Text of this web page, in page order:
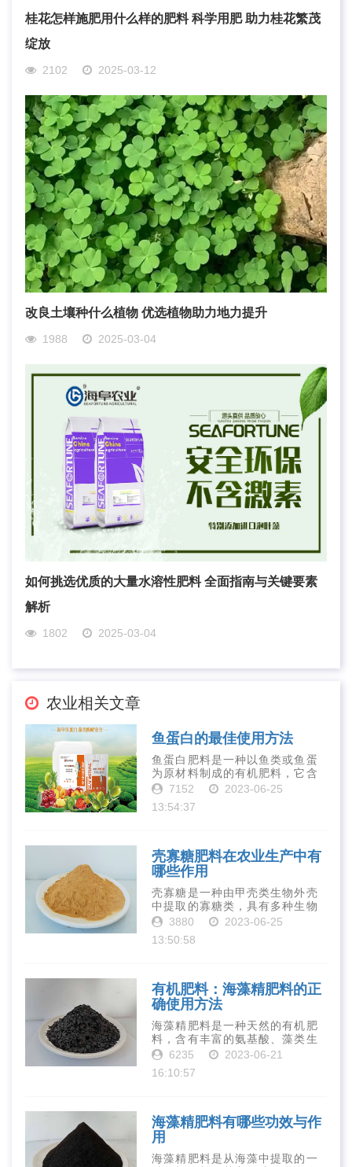
桂花怎样施肥用什么样的肥料 科学用肥 助力桂花繁茂
绽放
2102 2025-03-12
改良土壤种什么植物 优选植物助力地力提升
1988 2025-03-04
如何挑选优质的大量水溶性肥料 全面指南与关键要素
解析
1802 2025-03-04
农业相关文章
鱼蛋白的最佳使用方法
鱼蛋白肥料是一种以鱼类或鱼蛋
为原材料制成的有机肥料，它含
有丰富的营养物质，如氮、磷、
元素和植物生长因子。这些营养
7152
2023-06-25
13:54:37
壳寡糖肥料在农业生产中有
哪些作用
壳寡糖是一种由甲壳类生物外壳
中提取的寡糖类，具有多种生物
活性和营养价值。在农业生产
是作为一种新型的有机肥料，壳
3880
2023-06-25
13:50:58
有机肥料：海藻精肥料的正
确使用方法
海藻精肥料是一种天然的有机肥
料，含有丰富的氨基酸、藻类生
长素、维生素、微量元素、蛋白
力、促进植物生长、增强植物抗
6235
2023-06-21
16:10:57
海藻精肥料有哪些功效与作
用
海藻精肥料是从海藻中提取的一